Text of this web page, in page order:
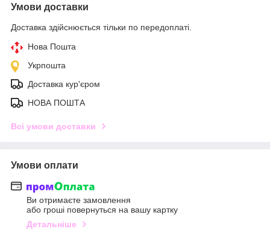
Умови доставки
Доставка здійснюється тільки по передоплаті.
Нова Пошта
Укрпошта
Доставка кур'єром
НОВА ПОШТА
Всі умови доставки
Умови оплати
Ви отримаєте замовлення
або гроші повернуться на вашу картку
Детальніше